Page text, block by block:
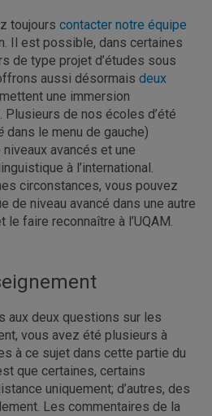
toujours contacter notre équipe
Il est possible, dans certaines
de type projet d’études sous
aussi désormais deux
une immersion
Plusieurs de nos écoles d’été
dans le menu de gauche)
avancés et une
à l’international.
circonstances, vous pouvez
de niveau avancé dans une autre
faire reconnaître à l’UQAM.
aux deux questions sur les
vous avez été plusieurs à
à ce sujet dans cette partie du
que certaines, certains
uniquement; d’autres, des
Les commentaires de la